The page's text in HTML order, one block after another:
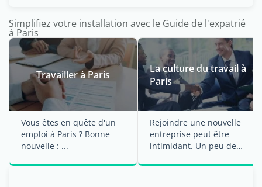
Simplifiez votre installation avec le Guide de l'expatrié
à Paris
Travailler à Paris
Vous êtes en quête d'un
emploi à Paris ? Bonne
nouvelle : ...
La culture du travail à
Paris
Rejoindre une nouvelle
entreprise peut être
intimidant. Un peu de
peut diminuer ...